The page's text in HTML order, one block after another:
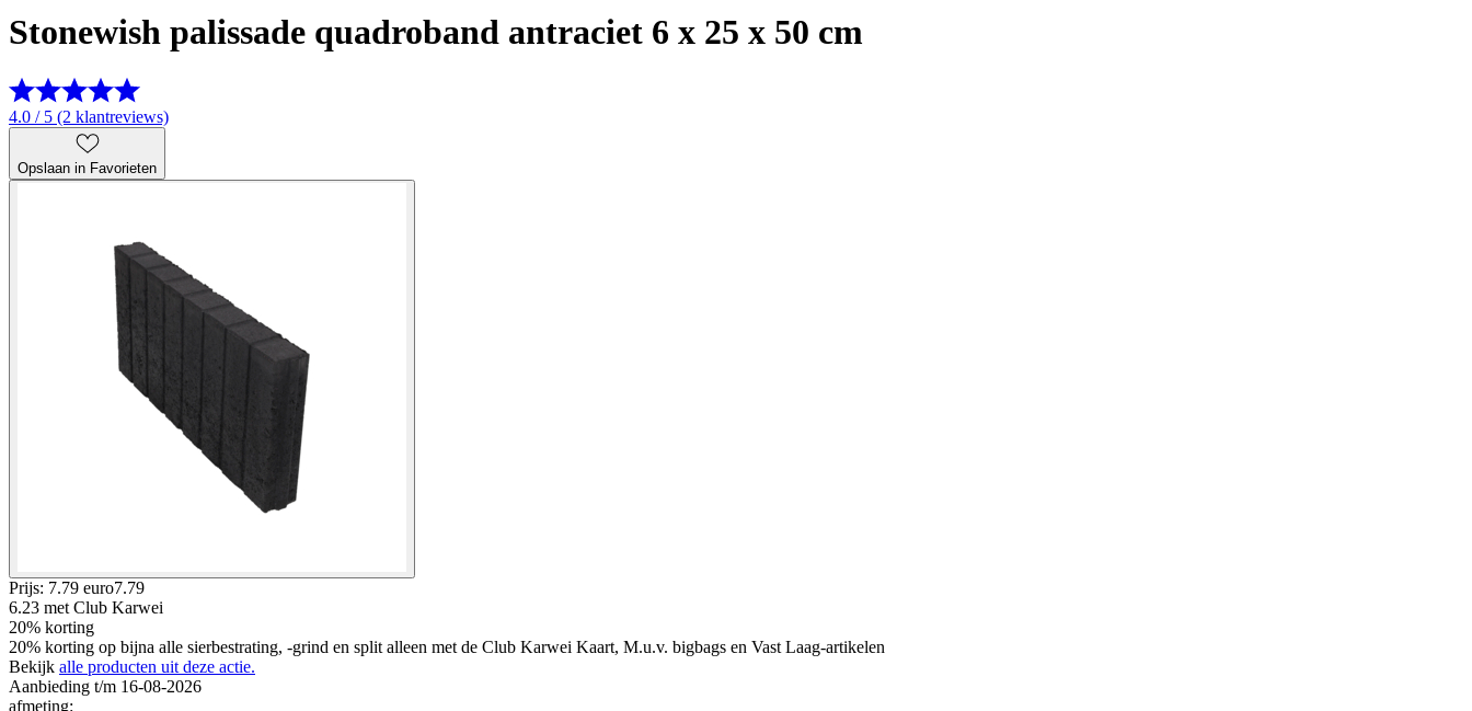
Stonewish palissade quadroband antraciet 6 x 25 x 50 cm
4.0 / 5 (2 klantreviews)
Opslaan in Favorieten
Prijs: 7.79 euro7.79
6.23 met Club Karwei
20% korting
20% korting op bijna alle sierbestrating, -grind en split alleen met de Club Karwei Kaart, M.u.v. bigbags en Vast Laag-artikelen
Bekijk alle producten uit deze actie.
Aanbieding t/m 16-08-2026
afmeting: